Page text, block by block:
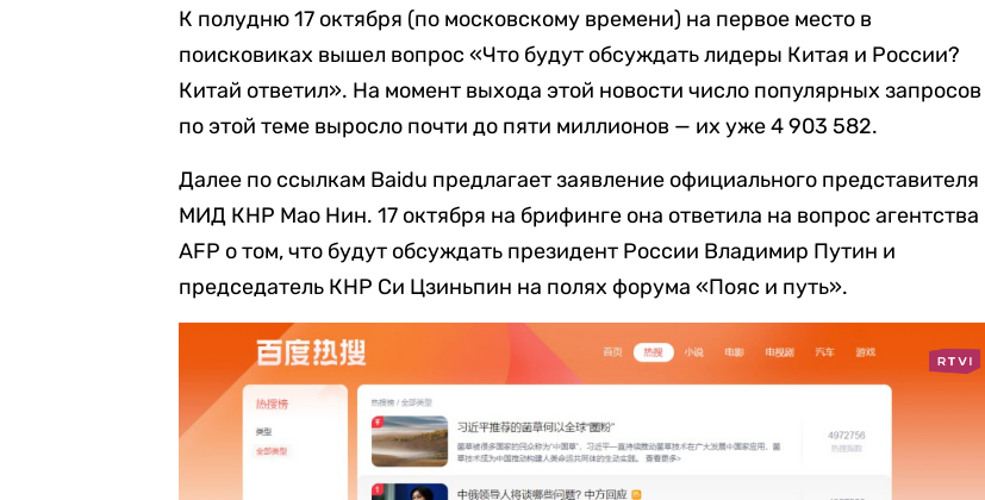
К полудню 17 октября (по московскому времени) на первое место в
поисковиках вышел вопрос «Что будут обсуждать лидеры Китая и России?
Китай ответил». На момент выхода этой новости число популярных запросов
по этой теме выросло почти до пяти миллионов — их уже 4 903 582.
Далее по ссылкам Baidu предлагает заявление официального представителя
МИД КНР Мао Нин. 17 октября на брифинге она ответила на вопрос агентства
AFP о том, что будут обсуждать президент России Владимир Путин и
председатель КНР Си Цзиньпин на полях форума «Пояс и путь».